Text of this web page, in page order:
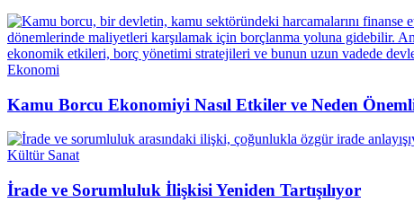
Ekonomi
Kamu Borcu Ekonomiyi Nasıl Etkiler ve Neden
Kültür Sanat
İrade ve Sorumluluk İlişkisi Yeniden Tartışılıyor